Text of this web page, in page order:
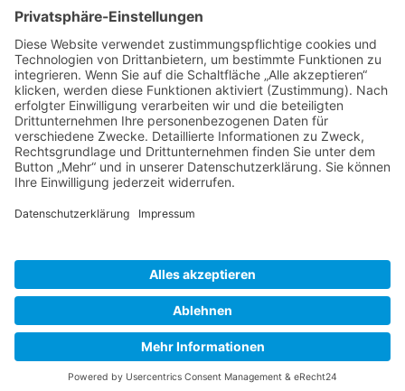
BIENENZUCHTVEREIN SULZBACH-ROSENBERG
1871 E.V.
1. Vorsitzender
Matthias Bohmann
Siebeneichen 13
92237 Sulzbach-Rosenberg
E-Mail: vorstand@bienenzuchtverein-sulzbach-
Copyright © Bienenzuchtverein
Sulzbach-Rosenberg 1871 e.V.
Kontakt|Impressum|Datenschutzerklärung|
Cookie-Einstellungen